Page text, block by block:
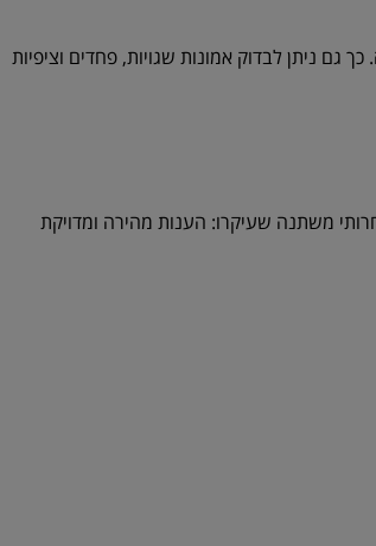
ניתן לבדוק אמונות שגויות, פחדים וציפיות
משתנה שעיקרו: הענות מהירה ומדויקת